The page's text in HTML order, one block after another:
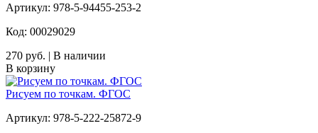
Артикул: 978-5-94455-253-2
Код: 00029029
270 руб. | В наличии
В корзину
Рисуем по точкам. ФГОС
Артикул: 978-5-222-25872-9